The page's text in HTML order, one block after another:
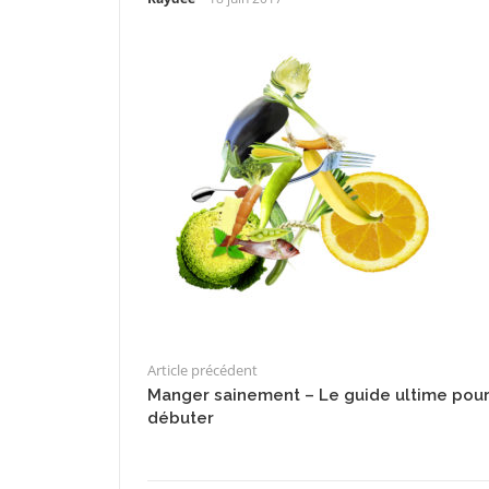
Article précédent
Manger sainement – Le guide ultime pour
débuter